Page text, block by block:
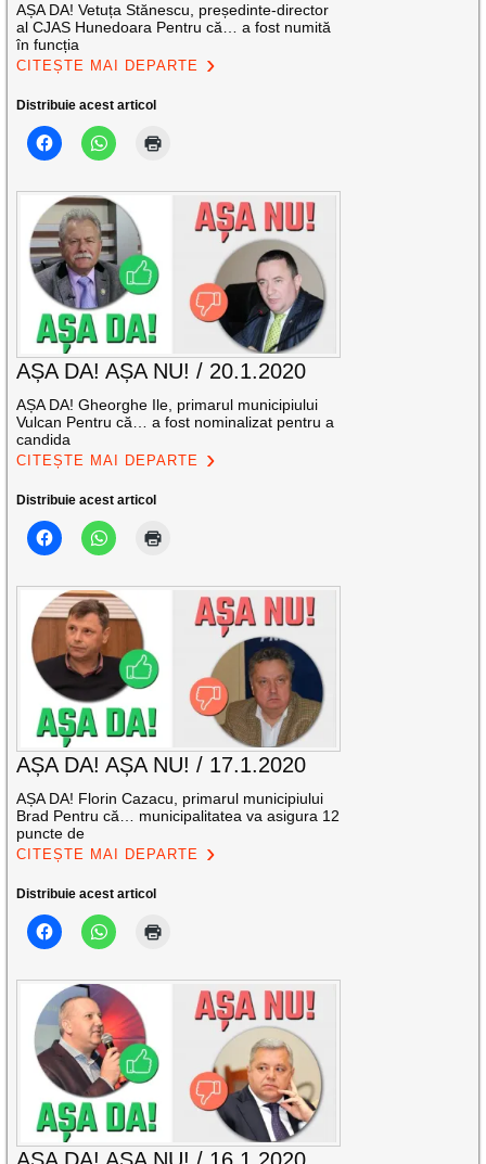
AȘA DA! Vetuța Stănescu, președinte-director
al CJAS Hunedoara Pentru că… a fost numită
în funcția
CITEȘTE MAI DEPARTE
Distribuie acest articol
AȘA DA! AȘA NU! / 20.1.2020
AȘA DA! Gheorghe Ile, primarul municipiului
Vulcan Pentru că… a fost nominalizat pentru a
candida
CITEȘTE MAI DEPARTE
Distribuie acest articol
AȘA DA! AȘA NU! / 17.1.2020
AȘA DA! Florin Cazacu, primarul municipiului
Brad Pentru că… municipalitatea va asigura 12
puncte de
CITEȘTE MAI DEPARTE
Distribuie acest articol